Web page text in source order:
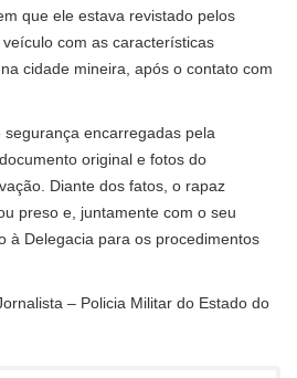
que ele estava revistado pelos
com as características
cidade mineira, após o contato com
encarregadas pela
original e fotos do
Diante dos fatos, o rapaz
preso e, juntamente com o seu
à Delegacia para os procedimentos
– Policia Militar do Estado do